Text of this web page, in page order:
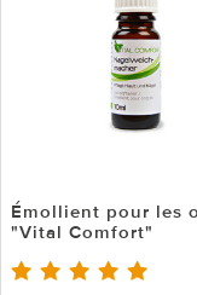
Émollient pour les
"Vital Comfort"